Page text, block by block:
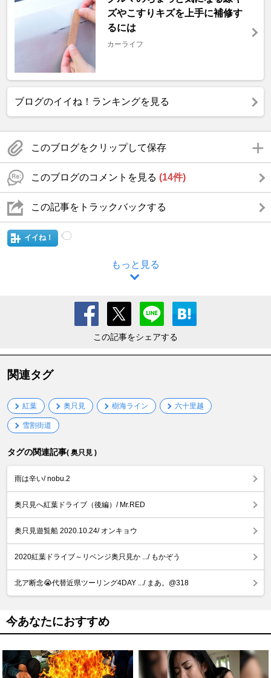
ズやこすりキズを上手に補修す
るには
カーライフ
ブログのイイね！ランキングを見る
このブログをクリップして保存
このブログのコメントを見る (14件)
この記事をトラックバックする
イイね！
もっと見る
この記事をシェアする
関連タグ
紅葉 奥只見 樹海ライン 六十里越
雪割街道
タグの関連記事( 奥只見 )
雨は辛い/ nobu.2
奥只見へ紅葉ドライブ（後編）/ Mr.RED
奥只見遊覧船 2020.10.24/ オンキョウ
2020紅葉ドライブ～リベンジ奥只見か .../ もかぞう
北ア断念😭代替近県ツーリング4DAY .../ まあ。@318
今あなたにおすすめ